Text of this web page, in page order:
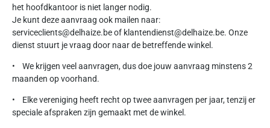
het hoofdkantoor is niet langer nodig.
Je kunt deze aanvraag ook mailen naar:
serviceclients@delhaize.be of klantendienst@delhaize.be. Onze
dienst stuurt je vraag door naar de betreffende winkel.
• We krijgen veel aanvragen, dus doe jouw aanvraag minstens 2
maanden op voorhand.
• Elke vereniging heeft recht op twee aanvragen per jaar, tenzij er
speciale afspraken zijn gemaakt met de winkel.